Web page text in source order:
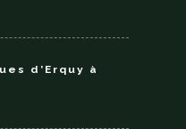
d’Erquy à